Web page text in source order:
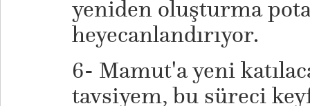
yeniden oluşturma
heyecanlandırıyor.
6- Mamut'a yeni
tavsiyem, bu süreci